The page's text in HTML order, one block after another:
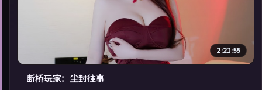
2:21:55
断桥玩家：尘封往事